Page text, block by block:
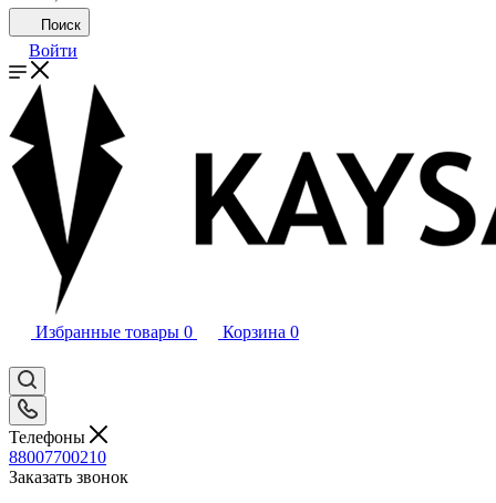
Поиск
Войти
Избранные товары 0 Корзина 0
Телефоны
88007700210
Заказать звонок